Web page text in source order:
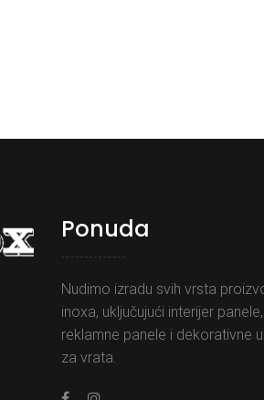
Ponuda
Nudimo izradu svih vrsta
inoxa, uključujući interijer panele,
reklamne panele i dekorativne
za vrata.